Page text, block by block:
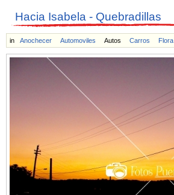
Hacia Isabela - Quebradillas
in Anochecer Automoviles Autos Carros Flora